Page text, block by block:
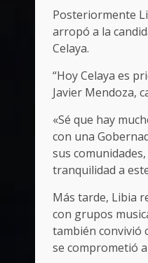
Posteriormente
arropó a la
Celaya.
“Hoy Celaya es
Javier Mendoza,
«Sé que hay
con una
sus
tranquilidad a
Más tarde, Libia
con grupos
también convivió
se comprometió